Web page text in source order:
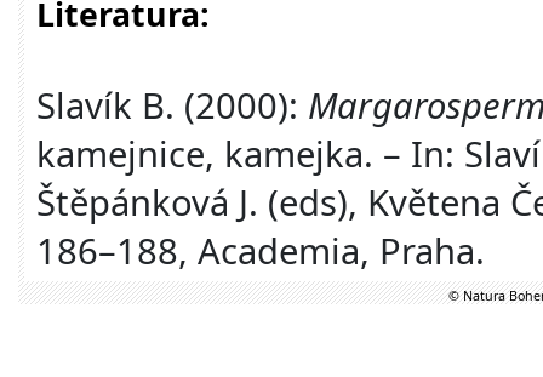
Literatura:
Slavík B. (2000):
kamejnice, kamejka. – In:
Štěpánková J. (eds), Květena
186–188, Academia, Praha.
© Natura